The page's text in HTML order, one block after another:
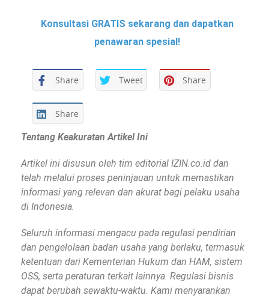
Konsultasi GRATIS sekarang dan dapatkan
penawaran spesial!
Share Tweet Share
Share
Tentang Keakuratan Artikel Ini
Artikel ini disusun oleh tim editorial IZIN.co.id dan
telah melalui proses peninjauan untuk memastikan
informasi yang relevan dan akurat bagi pelaku usaha
di Indonesia.
Seluruh informasi mengacu pada regulasi pendirian
dan pengelolaan badan usaha yang berlaku, termasuk
ketentuan dari Kementerian Hukum dan HAM, sistem
OSS, serta peraturan terkait lainnya. Regulasi bisnis
dapat berubah sewaktu-waktu. Kami menyarankan